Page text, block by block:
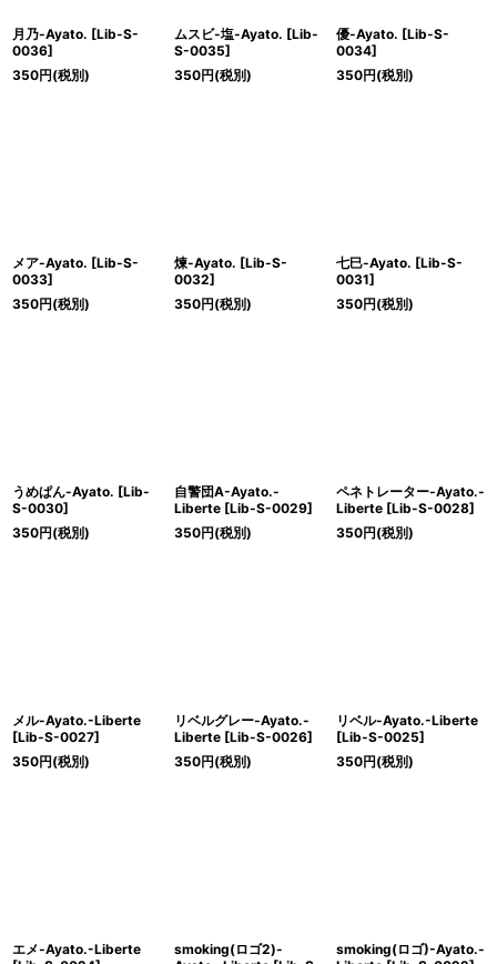
月乃-Ayato. [Lib-S-
0036]
350円(税別)
ムスビ-塩-Ayato. [Lib-
S-0035]
350円(税別)
優-Ayato. [Lib-S-
0034]
350円(税別)
メア-Ayato. [Lib-S-
0033]
350円(税別)
煉-Ayato. [Lib-S-
0032]
350円(税別)
七巳-Ayato. [Lib-S-
0031]
350円(税別)
うめぱん-Ayato. [Lib-
S-0030]
350円(税別)
自警団A-Ayato.-
Liberte [Lib-S-0029]
350円(税別)
ペネトレーター-Ayato.-
Liberte [Lib-S-0028]
350円(税別)
メル-Ayato.-Liberte
[Lib-S-0027]
350円(税別)
リベルグレー-Ayato.-
Liberte [Lib-S-0026]
350円(税別)
リベル-Ayato.-Liberte
[Lib-S-0025]
350円(税別)
エメ-Ayato.-Liberte
smoking(ロゴ2)-
smoking(ロゴ)-Ayato.-